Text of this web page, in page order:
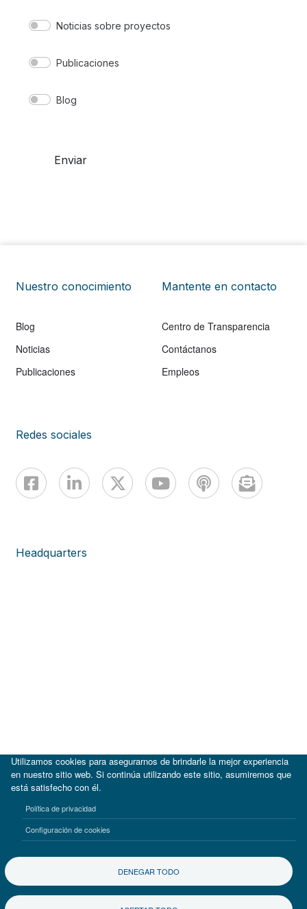
Noticias sobre proyectos
Publicaciones
Blog
Enviar
Nuestro conocimiento
Blog
Noticias
Publicaciones
Mantente en contacto
Centro de Transparencia
Contáctanos
Empleos
Redes sociales
Headquarters
Términos de uso Aviso de privacidad
Utilizamos cookies para asegurarnos de brindarle la mejor experiencia
en nuestro sitio web. Si continúa utilizando este sitio, asumiremos que
está satisfecho con él.
Política de privacidad
Configuración de cookies
DENEGAR TODO